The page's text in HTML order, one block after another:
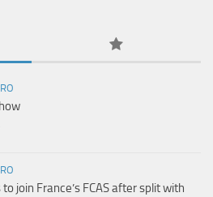
join France’s FCAS after split with